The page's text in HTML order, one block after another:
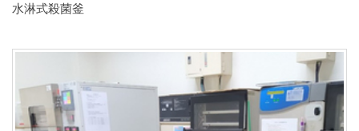
水淋式殺菌釜